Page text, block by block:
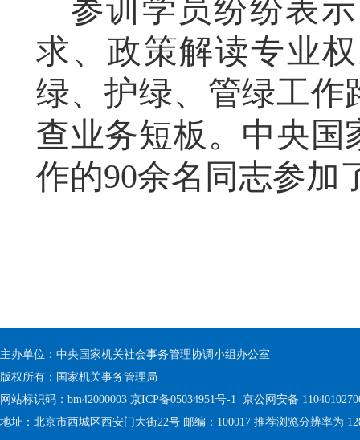
参训学员纷纷表
求、政策解读专业
绿、护绿、管绿工作
查业务短板。 中央国
作的90余名同志参加
主办单位：中央国家机关社会事务管理协调小组办公室
版权所有：国家机关事务管理局
网站标识码：bm42000003 京ICP备05034951号-1
京公网安备
地址：北京市西城区西安门大街22号 邮编：100017 推荐浏览分辨率为